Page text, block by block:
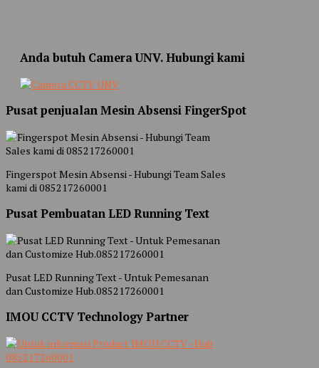
Anda butuh Camera UNV. Hubungi kami
Pusat penjualan Mesin Absensi FingerSpot
Fingerspot Mesin Absensi - Hubungi Team Sales
kami di 085217260001
Pusat Pembuatan LED Running Text
Pusat LED Running Text - Untuk Pemesanan
dan Customize Hub.085217260001
IMOU CCTV Technology Partner